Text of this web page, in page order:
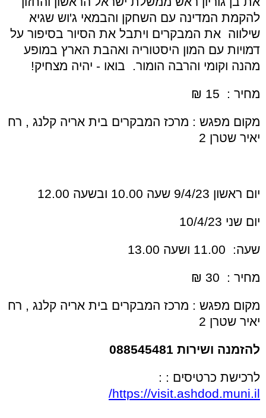
להקמת המדינה עם השחקן והבמאי ג'וש שגיא
שילווה את המבקרים ויתבל את הסיור בסיפור על
דמויות עם המון היסטוריה ואהבת הארץ במופע
מהנה וקומי והרבה הומור. בואו - יהיה מצחיק!
מחיר : 15 ₪
מקום מפגש : מרכז המבקרים בית אריה קלנג , רח
יאיר שטרן 2
יום ראשון 9/4/23 שעה 10.00 ובשעה 12.00
יום שני 10/4/23
שעה: 11.00 ושעה 13.00
מחיר : 30 ₪
מקום מפגש : מרכז המבקרים בית אריה קלנג , רח
יאיר שטרן 2
להזמנה ושירות 088545481
לרכישת כרטיסים : :
https://visit.ashdod.muni.il/